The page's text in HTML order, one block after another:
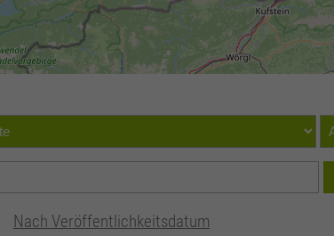
Nach Veröffentlichkeitsdatum